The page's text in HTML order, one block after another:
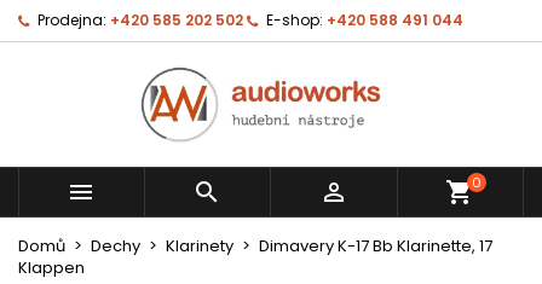
Prodejna: +420 585 202 502 E-shop: +420 588 491 044
   shopping_cart0
Domů Dechy Klarinety
Dimavery K-17 Bb Klarinette, 17
Klappen